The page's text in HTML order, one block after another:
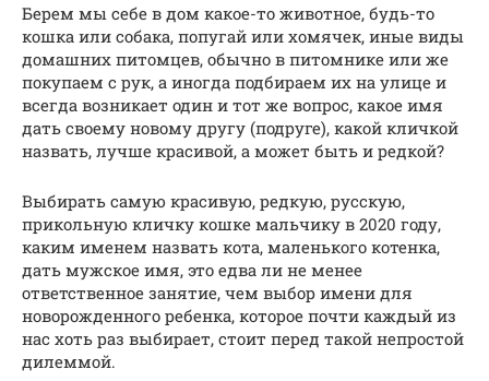
Берем мы себе в дом какое-то животное, будь-то
кошка или собака, попугай или хомячек, иные виды
домашних питомцев, обычно в питомнике или же
покупаем с рук, а иногда подбираем их на улице и
всегда возникает один и тот же вопрос, какое имя
дать своему новому другу (подруге), какой кличкой
назвать, лучше красивой, а может быть и редкой?
Выбирать самую красивую, редкую, русскую,
прикольную кличку кошке мальчику в 2020 году,
каким именем назвать кота, маленького котенка,
дать мужское имя, это едва ли не менее
ответственное занятие, чем выбор имени для
новорожденного ребенка, которое почти каждый из
нас хоть раз выбирает, стоит перед такой непростой
дилеммой.